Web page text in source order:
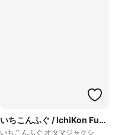
いちこんふぐ / IchiKon Fugu
いちこんふぐ オタマジャクシ